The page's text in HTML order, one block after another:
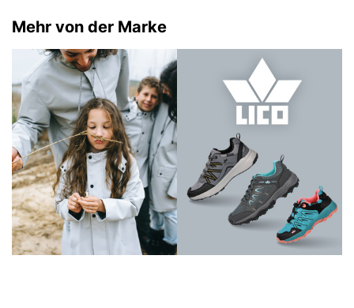
Mehr von der Marke